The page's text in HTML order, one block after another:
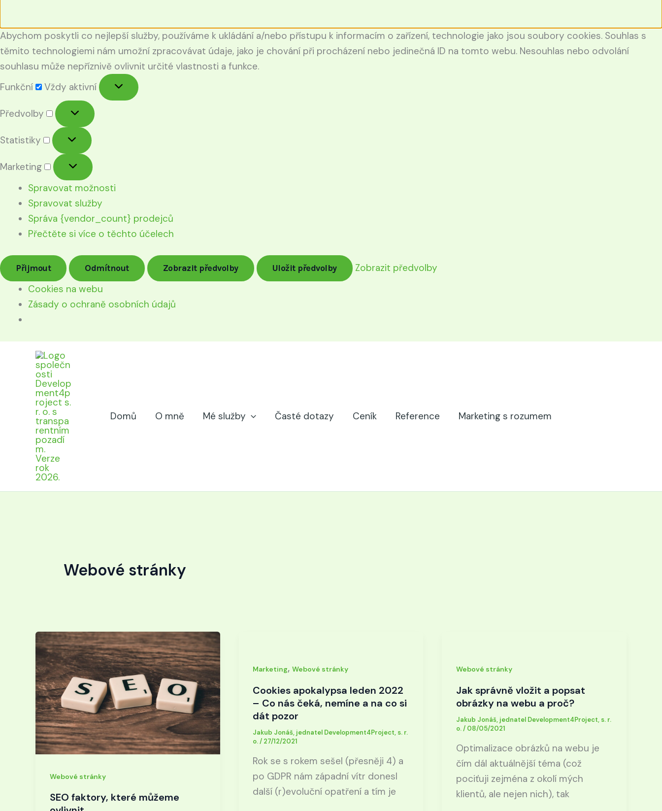
Abychom poskytli co nejlepší služby, používáme k ukládání a/nebo přístupu k informacím o zařízení, technologie jako jsou soubory cookies. Souhlas s
těmito technologiemi nám umožní zpracovávat údaje, jako je chování při procházení nebo jedinečná ID na tomto webu. Nesouhlas nebo odvolání
souhlasu může nepříznivě ovlivnit určité vlastnosti a funkce.
Funkční
Vždy aktivní
Předvolby
Statistiky
Marketing
Spravovat možnosti
Spravovat služby
Správa {vendor_count} prodejců
Přečtěte si více o těchto účelech
Přijmout Odmítnout Zobrazit předvolby Uložit předvolby
Zobrazit předvolby
Cookies na webu
Zásady o ochraně osobních údajů
Domů O mně Mé služby Časté dotazy Ceník Reference Marketing s rozumem
Webové stránky
Webové stránky
SEO faktory, které můžeme
Marketing,Webové stránky
Cookies apokalypsa leden 2022
– Co nás čeká, nemíne a na co si
dát pozor
Jakub Jonáš, jednatel Development4Project, s. r.
o./ 27/12/2021
Rok se s rokem sešel (přesněji 4) a
po GDPR nám západní vítr donesl
další (r)evoluční opatření a tím je
Webové stránky
Jak správně vložit a popsat
obrázky na webu a proč?
Jakub Jonáš, jednatel Development4Project, s. r.
o./ 08/05/2021
Optimalizace obrázků na webu je
čím dál aktuálnější téma (což
pociťuji zejména z okolí mých
klientů, ale nejen nich), tak